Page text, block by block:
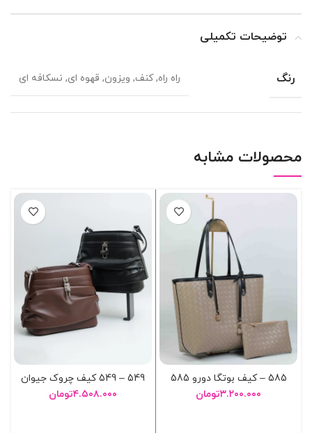
توضیحات تکمیلی
رنگ راه راه, کنف, ویزون, قهوه ای, نسکافه ای
محصولات مشابه
585 – کيف بوتگا دورو 585
۳.۲۰۰.۰۰۰تومان
549 – 549 کيف چروک جيوان
۴.۵۰۸.۰۰۰تومان